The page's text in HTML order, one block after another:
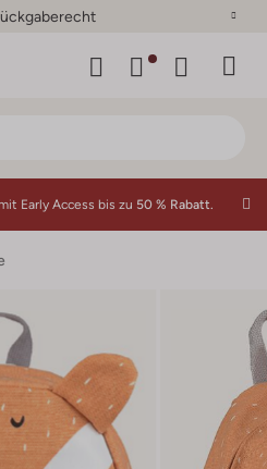
Early Access bis zu 50 % Rabatt.